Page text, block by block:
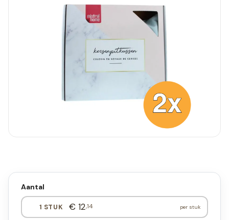
Aantal
1 STUK € 12,14 per stuk